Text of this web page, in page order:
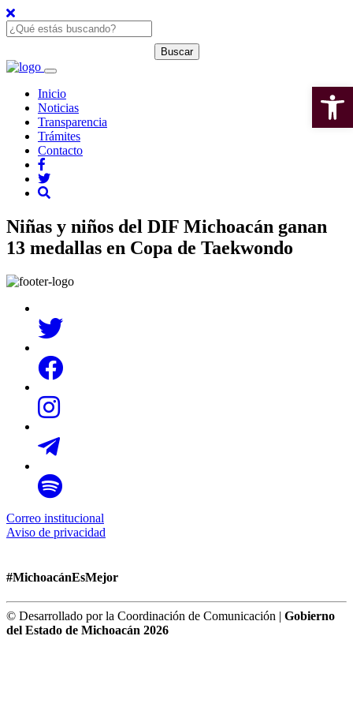
Inicio
Noticias
Transparencia
Trámites
Contacto
Niñas y niños del DIF Michoacán ganan
13 medallas en Copa de Taekwondo
Correo institucional
Aviso de privacidad
#MichoacánEsMejor
© Desarrollado por la Coordinación de Comunicación | Gobierno
del Estado de Michoacán 2026